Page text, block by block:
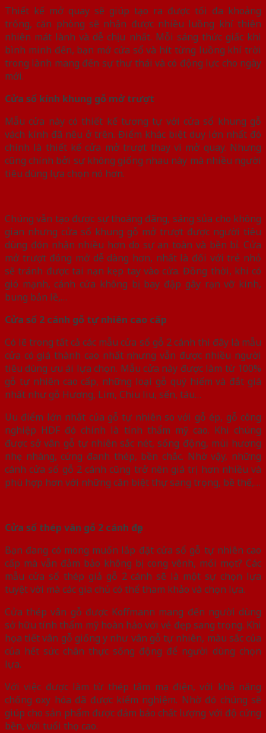
Thiết kế mở quay sẽ giúp tạo ra được tối đa khoảng
trống, căn phòng sẽ nhận được nhiều luồng khí thiên
nhiên mát lành và dễ chịu nhất. Mỗi sáng thức giấc khi
bình minh đến, bạn mở cửa sổ và hít từng luồng khí trời
trong lành mang đến sự thư thái và có động lực cho ngày
mới.
Cửa sổ kính khung gỗ mở trượt
Mẫu cửa này có thiết kế tương tự với cửa sổ khung gỗ
vách kính đã nêu ở trên. Điểm khác biệt duy lớn nhất đó
chính là thiết kế cửa mở trượt thay vì mở quay. Nhưng
cũng chính bởi sự không giống nhau này mà nhiều người
tiêu dùng lựa chọn nó hơn.
Chúng vẫn tạo được sự thoáng đãng, sáng sủa cho không
gian nhưng cửa sổ khung gỗ mở trượt được người tiêu
dùng đón nhận nhiều hơn do sự an toàn và bền bỉ. Cửa
mở trượt đóng mở dễ dàng hơn, nhất là đối với trẻ nhỏ
sẽ tránh được tai nạn kẹp tay vào cửa. Đồng thời, khi có
gió mạnh, cánh cửa không bị bay đập gây rạn vỡ kính,
bung bản lề,…
Cửa sổ 2 cánh gỗ tự nhiên cao cấp
Có lẽ trong tất cả các mẫu cửa sổ gỗ 2 cánh thì đây là mẫu
cửa có giá thành cao nhất nhưng vẫn được nhiều người
tiêu dùng ưu ái lựa chọn. Mẫu cửa này được làm từ 100%
gỗ tự nhiên cao cấp, những loại gỗ quý hiếm và đắt giá
nhất như gỗ Hương, Lim, Chiu liu, sến, táu…
Uu điểm lớn nhất của gỗ tự nhiên so với gỗ ép, gỗ công
nghiệp HDF đó chính là tính thẩm mỹ cao. Khi chúng
được sở vân gỗ tự nhiên sắc nét, sống động, mùi hương
nhẹ nhàng, cứng đanh thép, bền chắc. Nhờ vậy, những
cánh cửa sổ gỗ 2 cánh cũng trở nên giá trị hơn nhiều và
phù hợp hơn với những căn biệt thự sang trọng, bề thế,…
Cửa sổ thép vân gỗ 2 cánh đẹp
Bạn đang có mong muốn lắp đặt cửa sổ gỗ tự nhiên cao
cấp mà vẫn đảm bảo không bị cong vênh, mối mọt? Các
mẫu cửa sổ thép giả gỗ 2 cánh sẽ là một sự chọn lựa
tuyệt vời mà các gia chủ có thể tham khảo và chọn lựa.
Cửa thép vân gỗ được Koffmann mang đến người dùng
sở hữu tính thẩm mỹ hoàn hảo với vẻ đẹp sang trọng. Khi
họa tiết vân gỗ giống y như vân gỗ tự nhiên, màu sắc của
của hết sức chân thực sống động để người dùng chọn
lựa.
Với việc được làm từ thép tấm mạ điện, với khả năng
chống oxy hóa đã được kiểm nghiệm. Nhờ đó chúng sẽ
giúp cho sản phẩm được đảm bảo chất lượng với độ cứng
bền, với tuổi thọ cao.